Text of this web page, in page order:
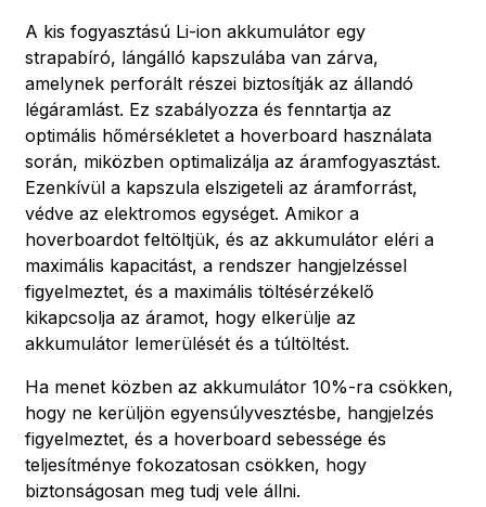
A kis fogyasztású Li-ion akkumulátor egy
strapabíró, lángálló kapszulába van zárva,
amelynek perforált részei biztosítják az állandó
légáramlást. Ez szabályozza és fenntartja az
optimális hőmérsékletet a hoverboard használata
során, miközben optimalizálja az áramfogyasztást.
Ezenkívül a kapszula elszigeteli az áramforrást,
védve az elektromos egységet. Amikor a
hoverboardot feltöltjük, és az akkumulátor eléri a
maximális kapacitást, a rendszer hangjelzéssel
figyelmeztet, és a maximális töltésérzékelő
kikapcsolja az áramot, hogy elkerülje az
akkumulátor lemerülését és a túltöltést.
Ha menet közben az akkumulátor 10%-ra csökken,
hogy ne kerüljön egyensúlyvesztésbe, hangjelzés
figyelmeztet, és a hoverboard sebessége és
teljesítménye fokozatosan csökken, hogy
biztonságosan meg tudj vele állni.